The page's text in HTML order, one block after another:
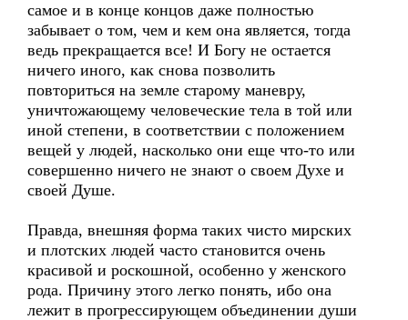
самое и в конце концов даже полностью
забывает о том, чем и кем она является, тогда
ведь прекращается все! И Богу не остается
ничего иного, как снова позволить
повториться на земле старому маневру,
уничтожающему человеческие тела в той или
иной степени, в соответствии с положением
вещей у людей, насколько они еще что-то или
совершенно ничего не знают о своем Духе и
своей Душе.
Правда, внешняя форма таких чисто мирских
и плотских людей часто становится очень
красивой и роскошной, особенно у женского
рода. Причину этого легко понять, ибо она
лежит в прогрессирующем объединении души